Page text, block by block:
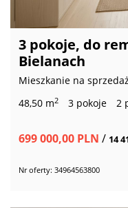
3 pokoje, do
Bielanach
Mieszkanie na
48,50 m2 3 pokoje 2
699 000,00 PLN / 14
Nr oferty: 34964563800